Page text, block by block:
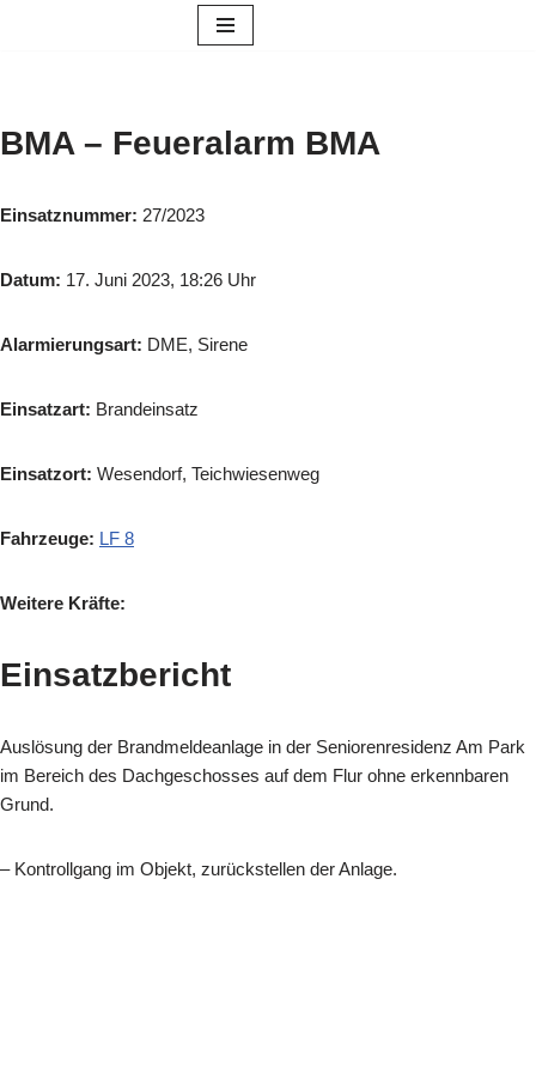
BMA – Feueralarm BMA
Einsatznummer: 27/2023
Datum: 17. Juni 2023, 18:26 Uhr
Alarmierungsart: DME, Sirene
Einsatzart: Brandeinsatz
Einsatzort: Wesendorf, Teichwiesenweg
Fahrzeuge: LF 8
Weitere Kräfte:
Einsatzbericht
Auslösung der Brandmeldeanlage in der Seniorenresidenz Am Park
im Bereich des Dachgeschosses auf dem Flur ohne erkennbaren
Grund.
– Kontrollgang im Objekt, zurückstellen der Anlage.